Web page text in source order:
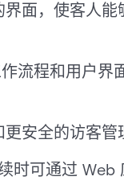
面，使客人能
流程和用户界
安全的访客管
时可通过 Web